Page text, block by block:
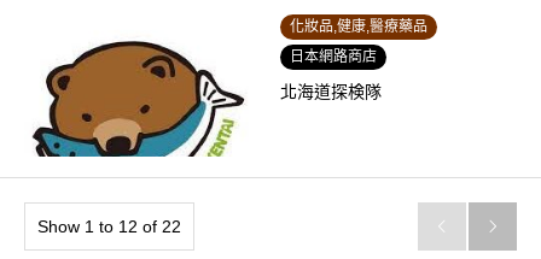
化妝品,健康,醫療藥品
日本網路商店
北海道探検隊
Show 1 to 12 of 22  